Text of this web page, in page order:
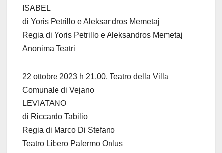
ISABEL
di Yoris Petrillo e Aleksandros Memetaj
Regia di Yoris Petrillo e Aleksandros Memetaj
Anonima Teatri
22 ottobre 2023 h 21,00, Teatro della Villa
Comunale di Vejano
LEVIATANO
di Riccardo Tabilio
Regia di Marco Di Stefano
Teatro Libero Palermo Onlus